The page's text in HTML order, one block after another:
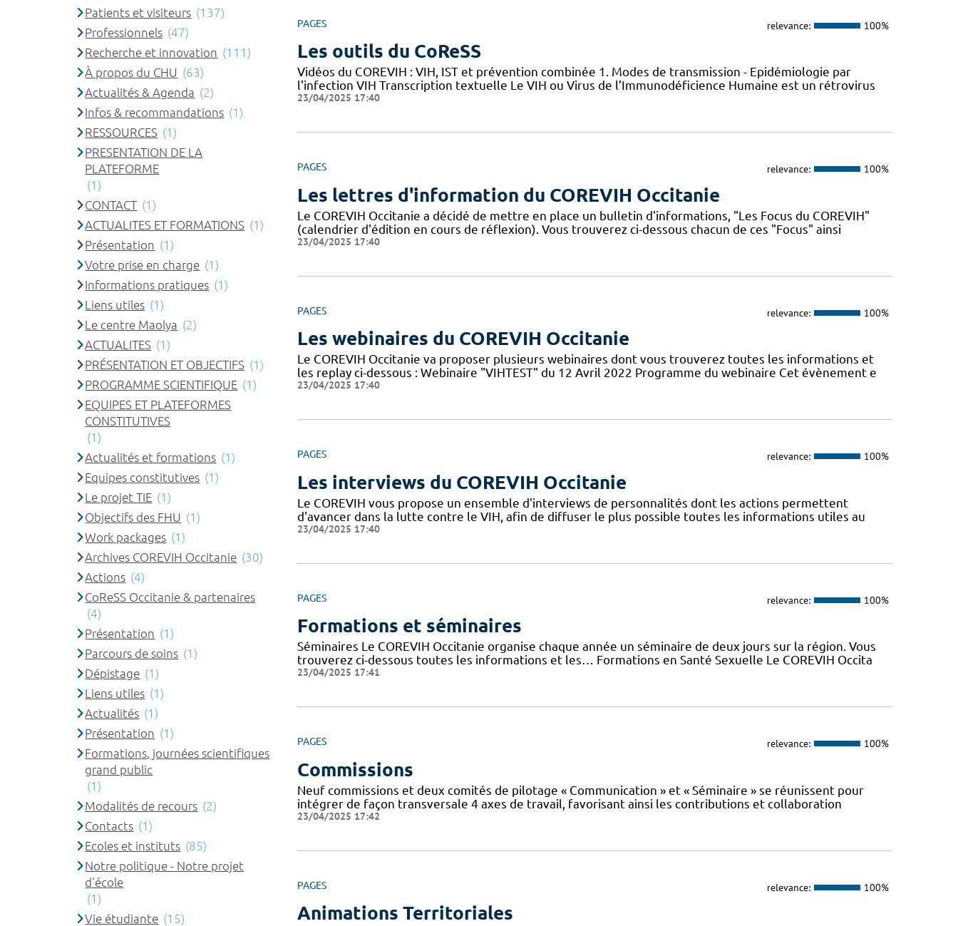
PAGES relevance: 100%
Les outils du CoReSS
Vidéos du COREVIH : VIH, IST et prévention combinée 1. Modes de transmission - Epidémiologie par
l'infection VIH Transcription textuelle Le VIH ou Virus de l’Immunodéficience Humaine est un rétrovirus
23/04/2025 17:40
PAGES relevance: 100%
Les lettres d'information du COREVIH Occitanie
Le COREVIH Occitanie a décidé de mettre en place un bulletin d'informations, "Les Focus du COREVIH"
(calendrier d'édition en cours de réflexion). Vous trouverez ci-dessous chacun de ces "Focus" ainsi
23/04/2025 17:40
PAGES relevance: 100%
Les webinaires du COREVIH Occitanie
Le COREVIH Occitanie va proposer plusieurs webinaires dont vous trouverez toutes les informations et
les replay ci-dessous : Webinaire "VIHTEST" du 12 Avril 2022 Programme du webinaire Cet évènement e
23/04/2025 17:40
PAGES relevance: 100%
Les interviews du COREVIH Occitanie
Le COREVIH vous propose un ensemble d'interviews de personnalités dont les actions permettent
d'avancer dans la lutte contre le VIH, afin de diffuser le plus possible toutes les informations utiles au
23/04/2025 17:40
PAGES relevance: 100%
Formations et séminaires
Séminaires Le COREVIH Occitanie organise chaque année un séminaire de deux jours sur la région. Vous
trouverez ci-dessous toutes les informations et les… Formations en Santé Sexuelle Le COREVIH Occita
23/04/2025 17:41
PAGES relevance: 100%
Commissions
Neuf commissions et deux comités de pilotage « Communication » et « Séminaire » se réunissent pour
intégrer de façon transversale 4 axes de travail, favorisant ainsi les contributions et collaboration
23/04/2025 17:42
PAGES relevance: 100%
Animations Territoriales
Patients et visiteurs (137)
Professionnels (47)
Recherche et innovation (111)
À propos du CHU (63)
Actualités & Agenda (2)
Infos & recommandations (1)
RESSOURCES (1)
PRESENTATION DE LA
PLATEFORME
(1)
CONTACT (1)
ACTUALITES ET FORMATIONS (1)
Présentation (1)
Votre prise en charge (1)
Informations pratiques (1)
Liens utiles (1)
Le centre Maolya (2)
ACTUALITES (1)
PRÉSENTATION ET OBJECTIFS (1)
PROGRAMME SCIENTIFIQUE (1)
EQUIPES ET PLATEFORMES
CONSTITUTIVES
(1)
Actualités et formations (1)
Equipes constitutives (1)
Le projet TIE (1)
Objectifs des FHU (1)
Work packages (1)
Archives COREVIH Occitanie (30)
Actions (4)
CoReSS Occitanie & partenaires
(4)
Présentation (1)
Parcours de soins (1)
Dépistage (1)
Liens utiles (1)
Actualités (1)
Présentation (1)
Formations, journées scientifiques
grand public
(1)
Modalités de recours (2)
Contacts (1)
Ecoles et instituts (85)
Notre politique - Notre projet
d'école
(1)
Vie étudiante (15)